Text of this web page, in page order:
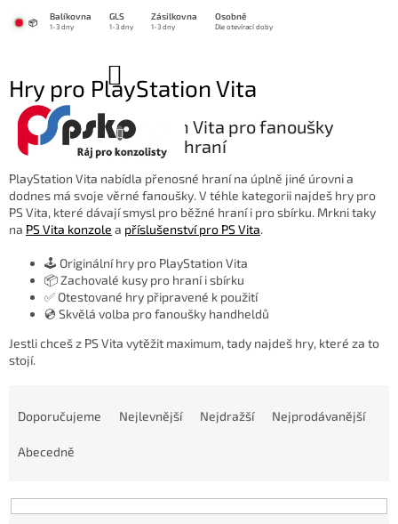
📦
Balíkovna GLS Zásilkovna Osobně
1-3 dny 1-3 dny 1-3 dny Dle otevírací doby
KOŠÍK
Hry pro PlayStation Vita
🎮 Hry pro PlayStation Vita pro fanoušky
špičkového handheld hraní
PlayStation Vita nabídla přenosné hraní na úplně jiné úrovni a
dodnes má svoje věrné fanoušky. V téhle kategorii najdeš hry pro
PS Vita, které dávají smysl pro běžné hraní i pro sbírku. Mrkni taky
na PS Vita konzole a příslušenství pro PS Vita.
🕹️ Originální hry pro PlayStation Vita
📦 Zachovalé kusy pro hraní i sbírku
✅ Otestované hry připravené k použití
💿 Skvělá volba pro fanoušky handheldů
Jestli chceš z PS Vita vytěžit maximum, tady najdeš hry, které za to
stojí.
p
Doporučujeme Nejlevnější Nejdražší Nejprodávanější
Abecedně